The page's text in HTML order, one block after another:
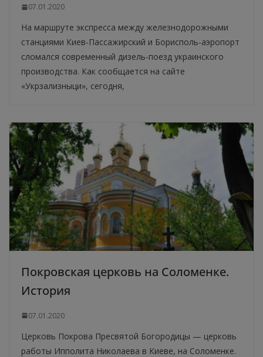
07.01.2020
На маршруте экспресса между железнодорожными
станциями Киев-Пассажирский и Борисполь-аэропорт
сломался современный дизель-поезд украинского
производства. Как сообщается на сайте
«Укрзализныци», сегодня,
Покровская церковь на Соломенке.
История
07.01.2020
Церковь Покрова Пресвятой Богородицы — церковь
работы Ипполита Николаева в Киеве, на Соломенке.